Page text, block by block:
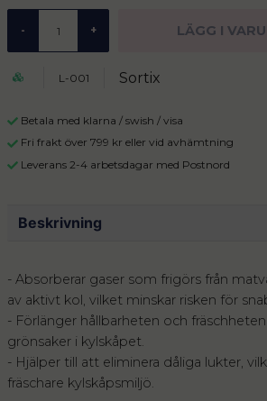
- + LÄGG I
L-001 Sortix
Betala med klarna / swish / visa
Fri frakt över 799 kr eller vid avhämtning
Leverans 2-4 arbetsdagar med Postnord
Beskrivning
- Absorberar gaser som frigörs från
av aktivt kol, vilket minskar risken för
- Förlänger hållbarheten och
grönsaker i kylskåpet.
- Hjälper till att eliminera dåliga lukter,
fräschare kylskåpsmiljö.